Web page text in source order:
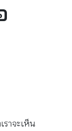
ราจะเห็น